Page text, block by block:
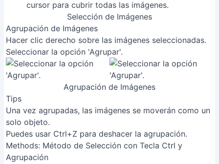
Selección de Imágenes
Agrupación de Imágenes
Hacer clic derecho sobre las imágenes seleccionadas.
Seleccionar la opción 'Agrupar'.
Agrupación de Imágenes
Tips
Una vez agrupadas, las imágenes se moverán como un
solo objeto.
Puedes usar Ctrl+Z para deshacer la agrupación.
Methods: Método de Selección con Tecla Ctrl y
Agrupación